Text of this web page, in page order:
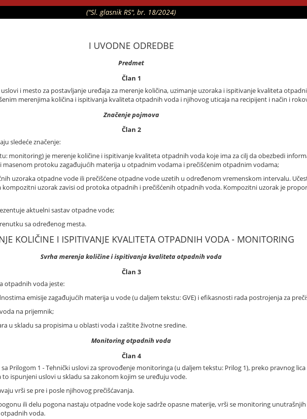
("Sl. glasnik RS", br. 18/2024)
I UVODNE ODREDBE
Predmet
Član 1
i mesto za postavljanje uređaja za merenje količina, uzimanje uzoraka i ispitivanje kvaliteta
merenjima količina i ispitivanja kvaliteta otpadnih voda i njihovog uticaja na recipijent i način i
Značenje pojmova
Član 2
sledeće značenje:
monitoring) je merenje količine i ispitivanje kvaliteta otpadnih voda koje ima za cilj da obezbedi
protoku zagađujućih materija u otpadnim vodama i prečišćenim otpadnim vodama;
uzoraka otpadne vode ili prečišćene otpadne vode uzetih u određenom vremenskom intervalu.
uzorak zavisi od protoka otpadnih i prečišćenih otpadnih voda. Kompozitni uzorak je
aktuelni sastav otpadne vode;
sa određenog mesta.
KOLIČINE I ISPITIVANJE KVALITETA OTPADNIH VODA - MONITORING
Svrha merenja količine i ispitivanja kvaliteta otpadnih voda
Član 3
otpadnih voda jeste:
emisije zagađujućih materija u vode (u daljem tekstu: GVE) i efikasnosti rada postrojenja za
na prijemnik;
u skladu sa propisima u oblasti voda i zaštite životne sredine.
Monitoring otpadnih voda
Član 4
Prilogom 1 - Tehnički uslovi za sprovođenje monitoringa (u daljem tekstu: Prilog 1), preko pravnog
ispunjeni uslovi u skladu sa zakonom kojim se uređuju vode.
vrši se pre i posle njihovog prečišćavanja.
ili delu pogona nastaju otpadne vode koje sadrže opasne materije, vrši se monitoring
voda.